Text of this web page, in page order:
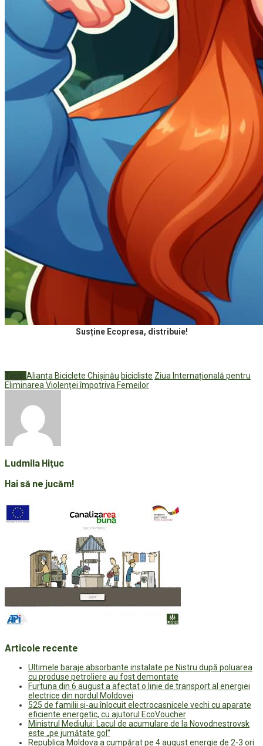
Susține Ecopresa, distribuie!
Tags: Alianța Biciclete Chișinău bicicliste Ziua Internațională pentru
Eliminarea Violenței împotriva Femeilor
Ludmila Hițuc
Hai să ne jucăm!
Articole recente
Ultimele baraje absorbante instalate pe Nistru după poluarea
cu produse petroliere au fost demontate
Furtuna din 6 august a afectat o linie de transport al energiei
electrice din nordul Moldovei
525 de familii și-au înlocuit electrocasnicele vechi cu aparate
eficiente energetic, cu ajutorul EcoVoucher
Ministrul Mediului: Lacul de acumulare de la Novodnestrovsk
este „pe jumătate gol”
Republica Moldova a cumpărat pe 4 august energie de 2-3 ori